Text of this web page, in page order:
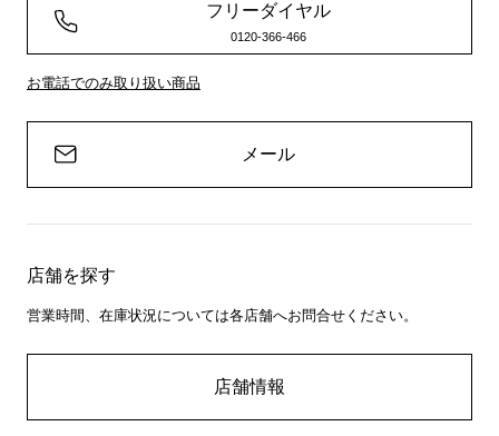
フリーダイヤル
0120-366-466
お電話でのみ取り扱い商品
メール
店舗を探す
営業時間、在庫状況については各店舗へお問合せください。
店舗情報